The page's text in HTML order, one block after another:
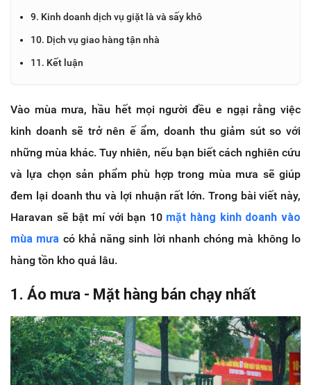
9. Kinh doanh dịch vụ giặt là và sấy khô
10. Dịch vụ giao hàng tận nhà
11. Kết luận
Vào mùa mưa, hầu hết mọi người đều e ngại rằng việc
kinh doanh sẽ trở nên ế ẩm, doanh thu giảm sút so với
những mùa khác. Tuy nhiên, nếu bạn biết cách nghiên cứu
và lựa chọn sản phẩm phù hợp trong mùa mưa sẽ giúp
đem lại doanh thu và lợi nhuận rất lớn. Trong bài viết này,
Haravan sẽ bật mí với bạn 10 mặt hàng kinh doanh vào
mùa mưa có khả năng sinh lời nhanh chóng mà không lo
hàng tồn kho quá lâu.
1. Áo mưa - Mặt hàng bán chạy nhất